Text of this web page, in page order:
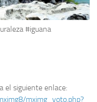
#iguana
el siguiente enlace:
mximg_voto.php?